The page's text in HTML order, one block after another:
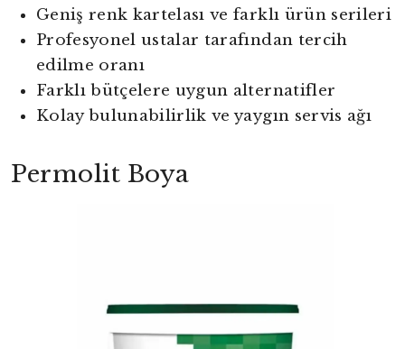
Geniş renk kartelası ve farklı ürün serileri
Profesyonel ustalar tarafından tercih
edilme oranı
Farklı bütçelere uygun alternatifler
Kolay bulunabilirlik ve yaygın servis ağı
Permolit Boya